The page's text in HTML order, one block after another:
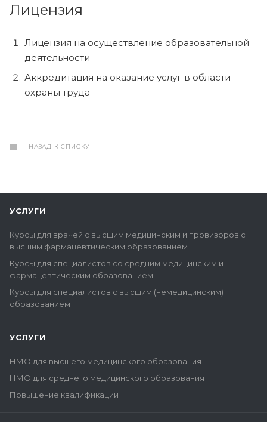
Лицензия
Лицензия на осуществление образовательной
деятельности
Аккредитация на оказание услуг в области
охраны труда
НАЗАД К СПИСКУ
УСЛУГИ
Курсы для врачей с высшим медицинским и провизоров с
высшим фармацевтическим образованием
Курсы для специалистов со средним медицинским и
фармацевтическим образованием
Курсы для специалистов с высшим (немедицинским)
образованием
УСЛУГИ
НМО для высшего медицинского образования
НМО для среднего медицинского образования
Повышение квалификации